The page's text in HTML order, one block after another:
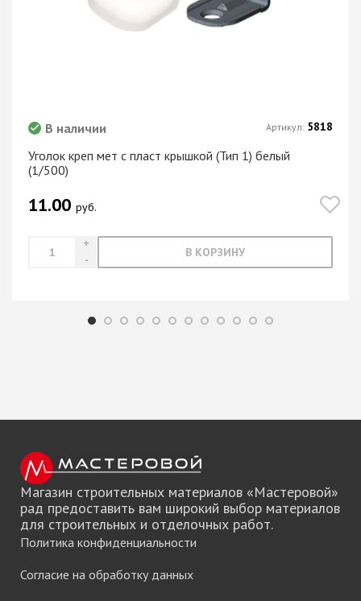
Уголок креп мет с пласт крышкой (Тип 1) белый
(1/500)
В наличии
11.00 руб.
В КОРЗИНУ
Артикул: 5818
Магазин строительных материалов «Мастеровой»
рад предоставить вам широкий выбор материалов
для строительных и отделочных работ.
Политика конфиденциальности
Согласие на обработку данных